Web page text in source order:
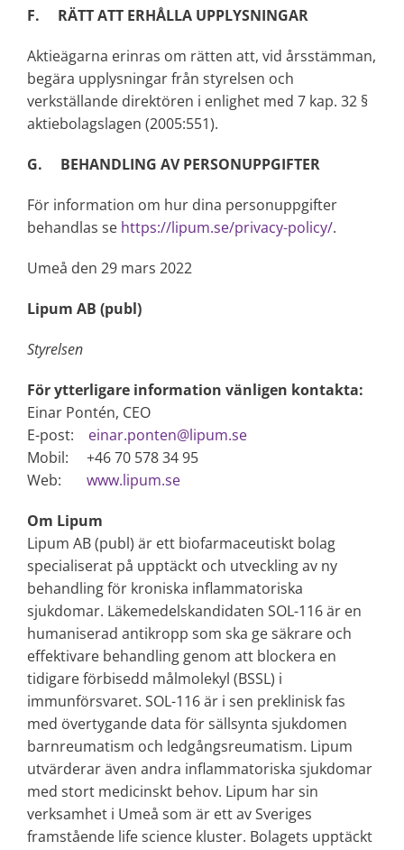
F. RÄTT ATT ERHÅLLA UPPLYSNINGAR
Aktieägarna erinras om rätten att, vid årsstämman,
begära upplysningar från styrelsen och
verkställande direktören i enlighet med 7 kap. 32 §
aktiebolagslagen (2005:551).
G. BEHANDLING AV PERSONUPPGIFTER
För information om hur dina personuppgifter
behandlas se https://lipum.se/privacy-policy/.
Umeå den 29 mars 2022
Lipum AB (publ)
Styrelsen
För ytterligare information vänligen kontakta:
Einar Pontén, CEO
E-post: einar.ponten@lipum.se
Mobil: +46 70 578 34 95
Web: www.lipum.se
Om Lipum
Lipum AB (publ) är ett biofarmaceutiskt bolag
specialiserat på upptäckt och utveckling av ny
behandling för kroniska inflammatoriska
sjukdomar. Läkemedelskandidaten SOL-116 är en
humaniserad antikropp som ska ge säkrare och
effektivare behandling genom att blockera en
tidigare förbisedd målmolekyl (BSSL) i
immunförsvaret. SOL-116 är i sen preklinisk fas
med övertygande data för sällsynta sjukdomen
barnreumatism och ledgångsreumatism. Lipum
utvärderar även andra inflammatoriska sjukdomar
med stort medicinskt behov. Lipum har sin
verksamhet i Umeå som är ett av Sveriges
framstående life science kluster. Bolagets upptäckt